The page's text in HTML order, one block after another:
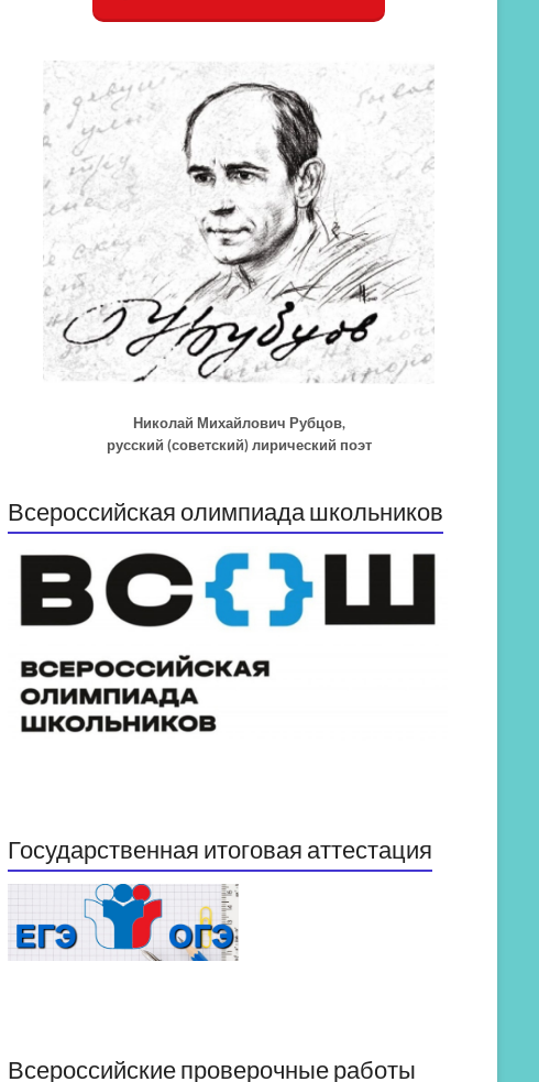
Николай Михайлович Рубцов,
русский (советский) лирический поэт
Всероссийская олимпиада школьников
Государственная итоговая аттестация
Всероссийские проверочные работы